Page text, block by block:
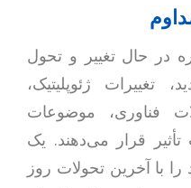
در حال تغییر و تحول
تغییرات ژئوپلیتیک،
فناوری، موضوعات
قرار می‌دهند. یک
با آخرین تحولات روز